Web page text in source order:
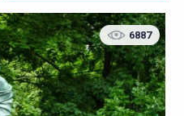
6887